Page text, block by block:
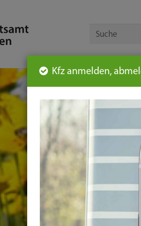
Kfz anmelden,